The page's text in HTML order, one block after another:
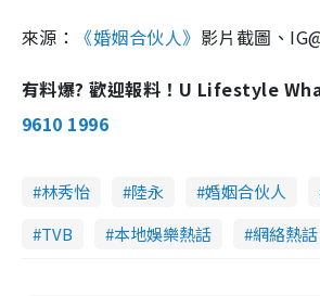
來源： 《婚姻合伙人》 影片截圖、
有料爆? 歡迎報料！U Lifestyle
9610 1996
林秀怡 陸永 婚姻合伙人
TVB
本地娛樂熱話 網絡熱話